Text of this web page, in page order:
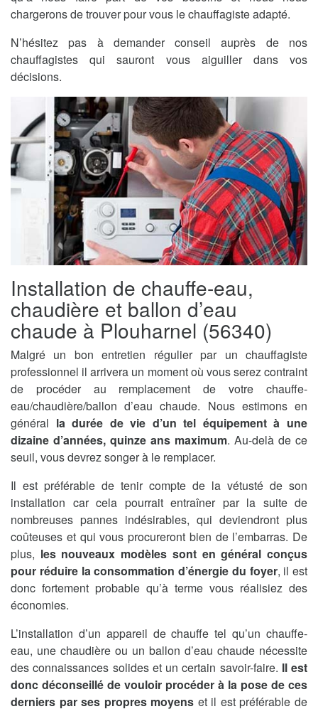
chargerons de trouver pour vous le chauffagiste adapté.
N’hésitez pas à demander conseil auprès de nos
chauffagistes qui sauront vous aiguiller dans vos
décisions.
Installation de chauffe-eau,
chaudière et ballon d’eau
chaude à Plouharnel (56340)
Malgré un bon entretien régulier par un chauffagiste
professionnel il arrivera un moment où vous serez contraint
de procéder au remplacement de votre chauffe-
eau/chaudière/ballon d’eau chaude. Nous estimons en
général la durée de vie d’un tel équipement à une
dizaine d’années, quinze ans maximum. Au-delà de ce
seuil, vous devrez songer à le remplacer.
Il est préférable de tenir compte de la vétusté de son
installation car cela pourrait entraîner par la suite de
nombreuses pannes indésirables, qui deviendront plus
coûteuses et qui vous procureront bien de l’embarras. De
plus, les nouveaux modèles sont en général conçus
pour réduire la consommation d’énergie du foyer, il est
donc fortement probable qu’à terme vous réalisiez des
économies.
L’installation d’un appareil de chauffe tel qu’un chauffe-
eau, une chaudière ou un ballon d’eau chaude nécessite
des connaissances solides et un certain savoir-faire. Il est
donc déconseillé de vouloir procéder à la pose de ces
derniers par ses propres moyens et il est préférable de